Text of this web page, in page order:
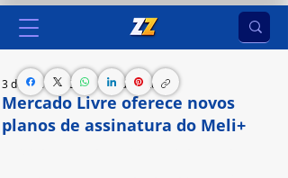
Mercado Livre oferece novos
planos de assinatura do Meli+
3 de set. de 2024 3 min de leitura